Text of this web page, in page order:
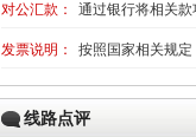
对公汇款： 通过银行将相关款
发票说明： 按照国家相关规定
线路点评